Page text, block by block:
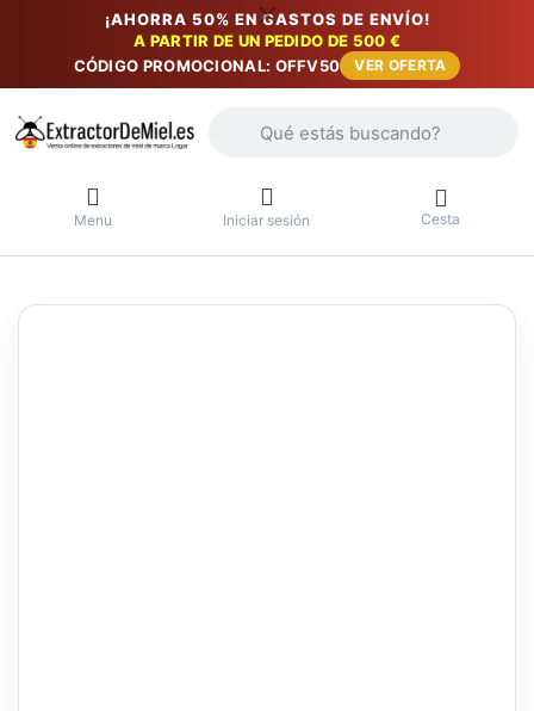
¡AHORRA 50% EN GASTOS DE ENVÍO!
A PARTIR DE UN PEDIDO DE 500 €
CÓDIGO PROMOCIONAL: OFFV50
VER OFERTA
Menu Iniciar sesión Cesta